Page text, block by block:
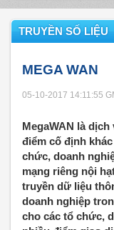
TRUYỀN SỐ LIỆU
MEGA WAN
05-10-2017 14:11:55
MegaWAN là
điểm cố định
chức, doanh
mạng riêng nội
truyền dữ liệu
doanh nghiệp
cho các tổ chức,